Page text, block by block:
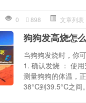
0 898 文章列表
狗狗发高烧怎
当狗狗发烧时，你
1. 确认发烧 ： 使
测量狗狗的体温，
38°C到39.5°C之